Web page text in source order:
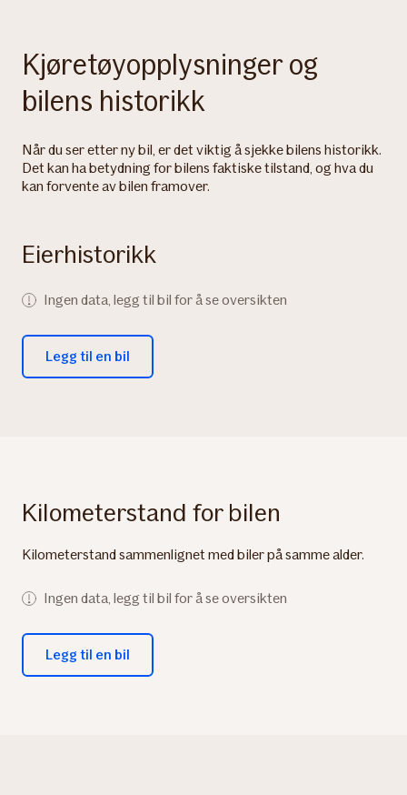
Kjøretøyopplysninger og
bilens historikk
Når du ser etter ny bil, er det viktig å sjekke bilens historikk.
Det kan ha betydning for bilens faktiske tilstand, og hva du
kan forvente av bilen framover.
Eierhistorikk
Ingen data, legg til bil for å se oversikten
Legg til en bil
Kilometerstand for bilen
Kilometerstand sammenlignet med biler på samme alder.
Ingen data, legg til bil for å se oversikten
Legg til en bil